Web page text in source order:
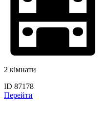
2 кімнати
ID 87178
Перейти